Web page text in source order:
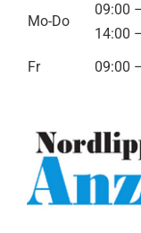
Mo-Do
09:00
14:00
Fr
09:00